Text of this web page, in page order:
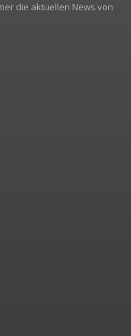
die aktuellen News von